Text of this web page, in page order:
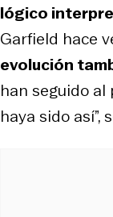
lógico
Garfield hace
evolución
han seguido al
haya sido así”,